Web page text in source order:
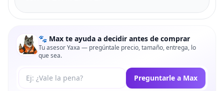
🐾 Max te ayuda a decidir antes de comprar
Tu asesor Yaxa — pregúntale precio, tamaño, entrega, lo
que sea.
Tu pregunta a Max Preguntarle a Max